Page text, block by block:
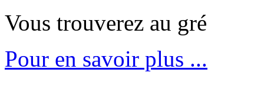
Vous trouverez au gré
Pour en savoir plus ...